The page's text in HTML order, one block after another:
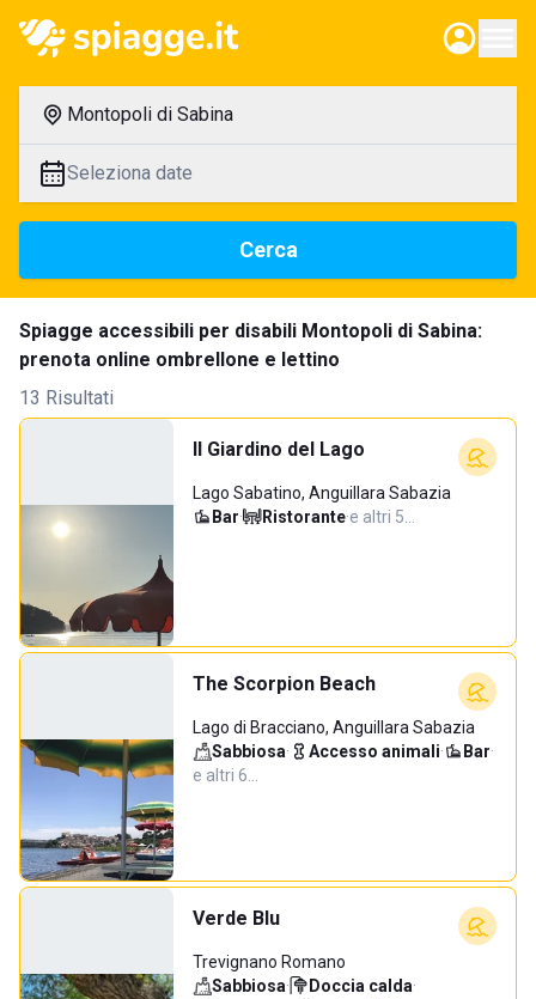
Montopoli di Sabina
Seleziona date
Cerca
Spiagge accessibili per disabili Montopoli di Sabina:
prenota online ombrellone e lettino
13 Risultati
Il Giardino del Lago
Lago Sabatino, Anguillara Sabazia
Bar· Ristorante·e altri 5…
The Scorpion Beach
Lago di Bracciano, Anguillara Sabazia
Sabbiosa· Accesso animali· Bar·
e altri 6…
Verde Blu
Trevignano Romano
Sabbiosa· Doccia calda·